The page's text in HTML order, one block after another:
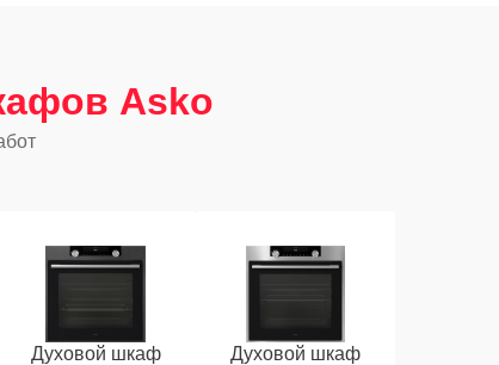
Asko
Духовой шкаф
Духовой шкаф